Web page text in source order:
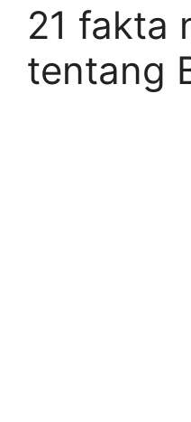
21 fakta
tentang